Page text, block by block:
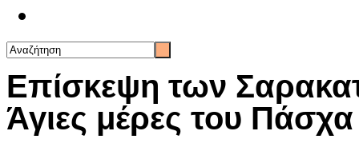
Επίσκεψη των
Άγιες μέρες του